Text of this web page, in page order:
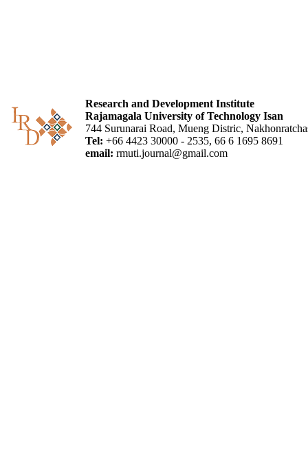
Research and Development Institute
Rajamagala University of Technology Isan
744 Surunarai Road, Mueng Distric,
Tel: +66 4423 30000 - 2535, 66 6 1695 8691
email: rmuti.journal@gmail.com